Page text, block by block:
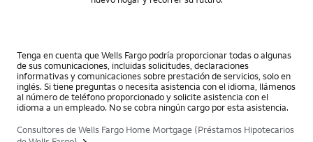
Tenga en cuenta que Wells Fargo podría proporcionar todas o algunas
de sus comunicaciones, incluidas solicitudes, declaraciones
informativas y comunicaciones sobre prestación de servicios, solo en
inglés. Si tiene preguntas o necesita asistencia con el idioma, llámenos
al número de teléfono proporcionado y solicite asistencia con el
idioma a un empleado. No se cobra ningún cargo por esta asistencia.
Consultores de Wells Fargo Home Mortgage (Préstamos Hipotecarios